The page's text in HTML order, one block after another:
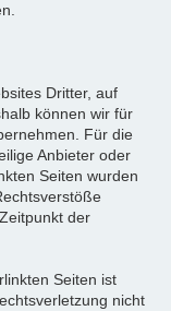
Dritter, auf
können wir für
Für die
Anbieter oder
Seiten wurden
der
Seiten ist
nicht